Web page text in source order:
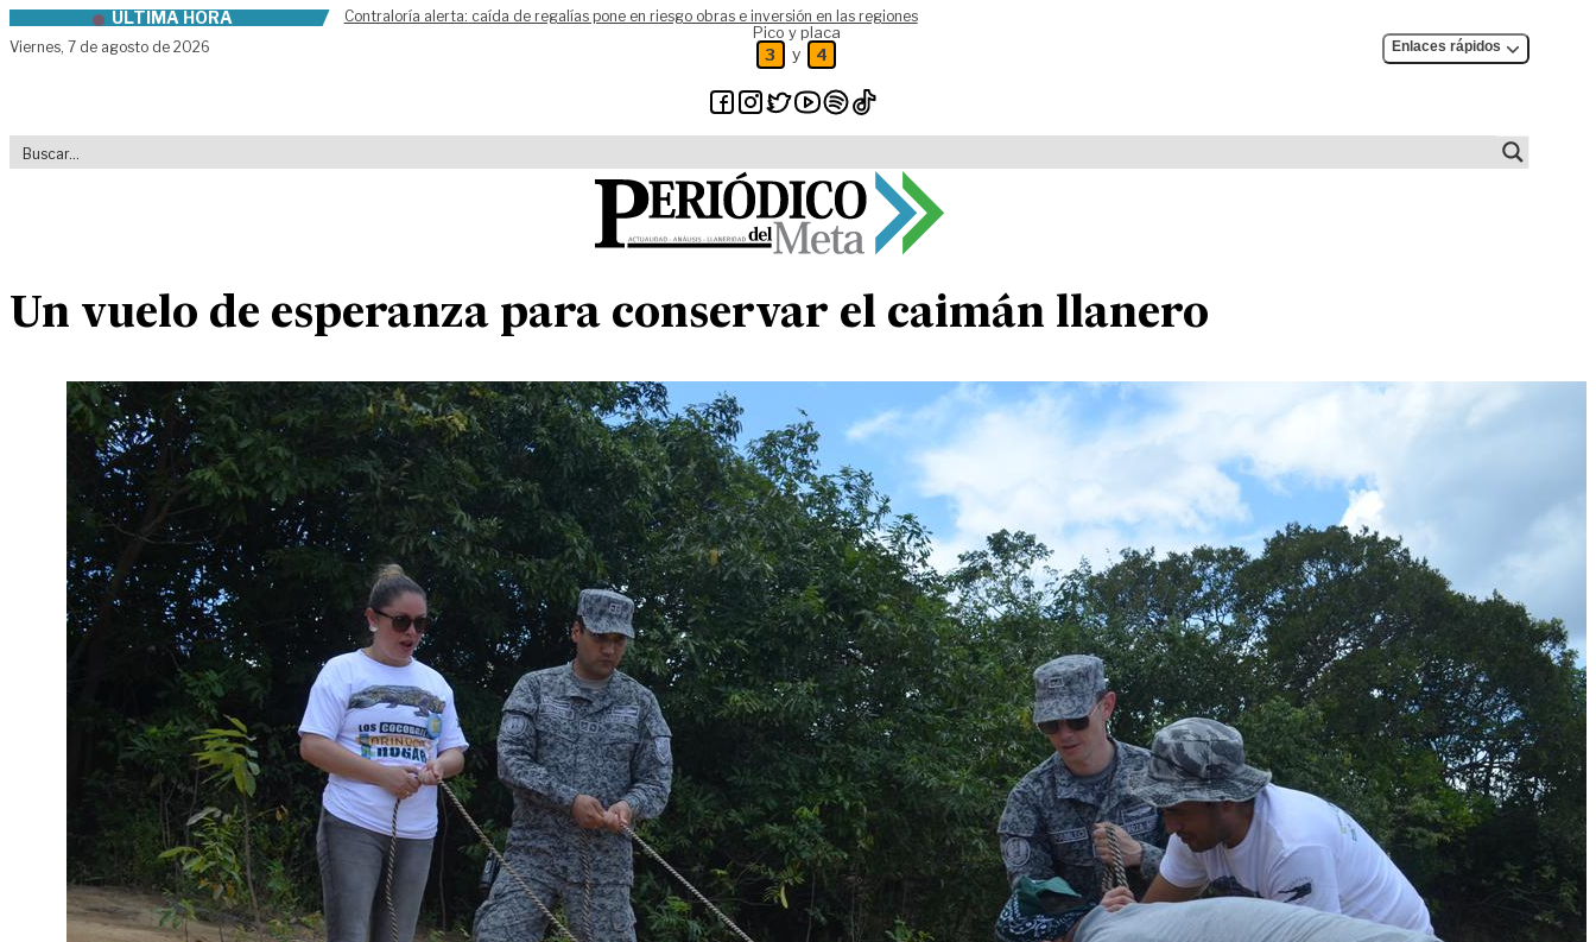
Skip to contentÚLTIMA HORA
Contraloría alerta: caída de regalías pone en riesgo obras e inversión en las regiones
Viernes, 7 de agosto de 2026
Pico y placa
3 y 4 Enlaces rápidos
Un vuelo de esperanza para conservar el caimán llanero